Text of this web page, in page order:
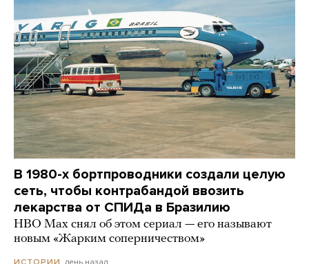
В 1980-х бортпроводники создали целую
сеть, чтобы контрабандой ввозить
лекарства от СПИДа в Бразилию
HBO Max снял об этом сериал — его называют
новым «Жарким соперничеством»
ИСТОРИИ день назад